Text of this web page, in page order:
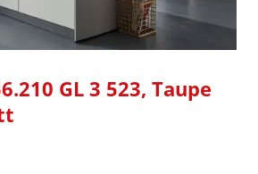
GL 3 523, Taupe